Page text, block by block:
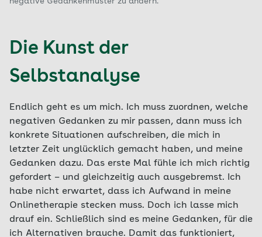
Die Kunst der
Selbstanalyse
Endlich geht es um mich. Ich muss zuordnen, welche
negativen Gedanken zu mir passen, dann muss ich
konkrete Situationen aufschreiben, die mich in
letzter Zeit unglücklich gemacht haben, und meine
Gedanken dazu. Das erste Mal fühle ich mich richtig
gefordert – und gleichzeitig auch ausgebremst. Ich
habe nicht erwartet, dass ich Aufwand in meine
Onlinetherapie stecken muss. Doch ich lasse mich
drauf ein. Schließlich sind es meine Gedanken, für die
ich Alternativen brauche. Damit das funktioniert,